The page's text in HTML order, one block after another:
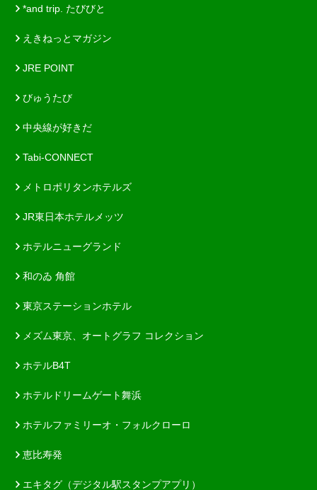
*and trip. たびびと
えきねっとマガジン
JRE POINT
びゅうたび
中央線が好きだ
Tabi-CONNECT
メトロポリタンホテルズ
JR東日本ホテルメッツ
ホテルニューグランド
和のゐ 角館
東京ステーションホテル
メズム東京、オートグラフ コレクション
ホテルB4T
ホテルドリームゲート舞浜
ホテルファミリーオ・フォルクローロ
恵比寿発
エキタグ（デジタル駅スタンプアプリ）